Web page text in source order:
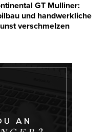
GT Mulliner:
und handwerkliche
verschmelzen